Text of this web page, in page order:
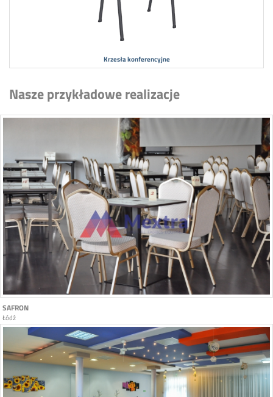
Krzesła konferencyjne
Nasze przykładowe realizacje
SAFRON
Łódź